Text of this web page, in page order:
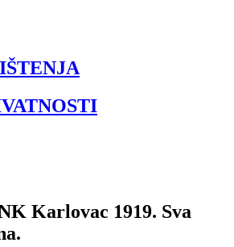
Karlovac 1919. Sva